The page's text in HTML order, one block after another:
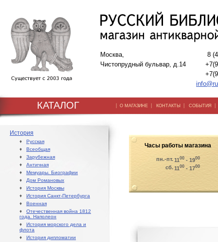
Москва,
Чистопрудный бульвар, д.14
8
КАТАЛОГ | О МАГАЗИНЕ | КОНТАКТЫ | СОБЫТИЯ
История
♦ Русская
♦ Всеобщая
♦ Зарубежная
♦ Античная
♦ Мемуары. Биографии
♦ Дом Романовых
♦ История Москвы
♦ История Санкт-Петербурга
♦ Военная
♦ Отечественная война 1812
года. Наполеон
♦ История морского дела и
флота
♦ История дипломатии
Часы работы магазина
пн.-пт.1100 - 1900
сб.1100 - 1700